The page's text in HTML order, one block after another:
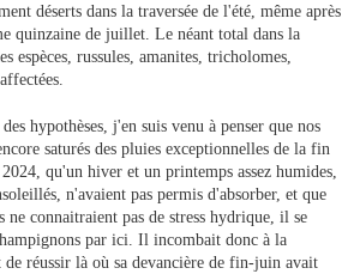
déserts dans la traversée de l'été, même après
quinzaine de juillet. Le néant total dans la
espèces, russules, amanites, tricholomes,
hypothèses, j'en suis venu à penser que nos
saturés des pluies exceptionnelles de la fin
qu'un hiver et un printemps assez humides,
n'avaient pas permis d'absorber, et que
ne connaitraient pas de stress hydrique, il se
par ici. Il incombait donc à la
réussir là où sa devancière de fin-juin avait